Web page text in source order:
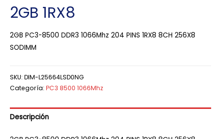
2GB 1RX8
2GB PC3-8500 DDR3 1066Mhz 204 PINS 1RX8 8CH 256X8
SODIMM
SKU: DIM-L25664LSD0NG
Categoría: PC3 8500 1066Mhz
Descripción